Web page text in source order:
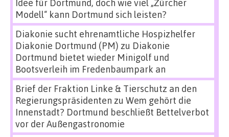
Idee für Dortmund, doch wie viel „Zürcher
Modell“ kann Dortmund sich leisten?
Diakonie sucht ehrenamtliche Hospizhelfer
Diakonie Dortmund (PM) zu Diakonie
Dortmund bietet wieder Minigolf und
Bootsverleih im Fredenbaumpark an
Brief der Fraktion Linke & Tierschutz an den
Regierungspräsidenten zu Wem gehört die
Innenstadt? Dortmund beschließt Bettelverbot
vor der Außengastronomie